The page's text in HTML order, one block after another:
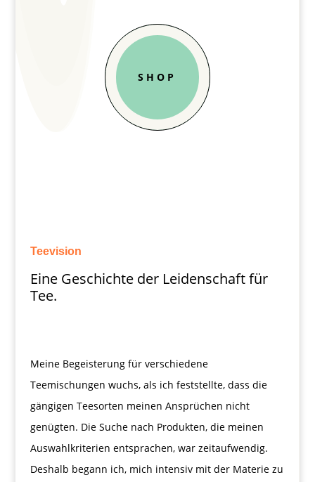
SHOP
Teevision
Eine Geschichte der Leidenschaft für
Tee.
Meine Begeisterung für verschiedene
Teemischungen wuchs, als ich feststellte, dass die
gängigen Teesorten meinen Ansprüchen nicht
genügten. Die Suche nach Produkten, die meinen
Auswahlkriterien entsprachen, war zeitaufwendig.
Deshalb begann ich, mich intensiv mit der Materie zu